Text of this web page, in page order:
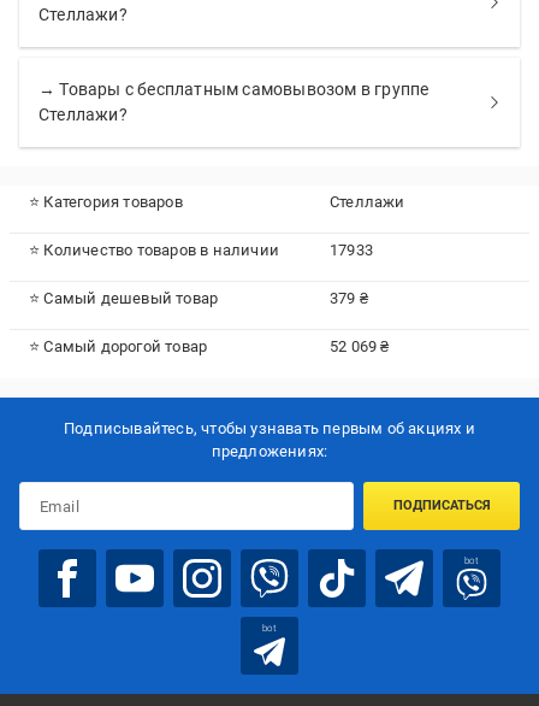
Стеллажи?
→ Товары с бесплатным самовывозом в группе
Стеллажи?
⭐ Категория товаров Стеллажи
⭐ Количество товаров в наличии 17933
⭐ Самый дешевый товар 379 ₴
⭐ Самый дорогой товар 52 069 ₴
Подписывайтесь, чтобы узнавать первым об акцияx и
предложениях:
ПОДПИСАТЬСЯ
bot
bot